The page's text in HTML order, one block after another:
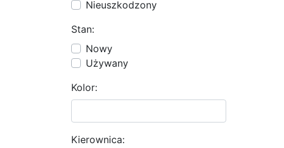
Nieuszkodzony
Stan:
Nowy
Używany
Kolor:
Kierownica: